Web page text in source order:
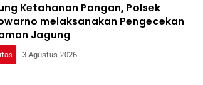
Ketahanan Pangan, Polsek
melaksanakan Pengecekan
Jagung
3 Agustus 2026